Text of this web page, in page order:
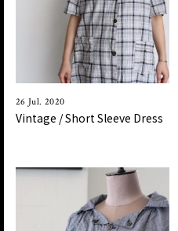
26 Jul. 2020
Vintage / Short Sleeve Dress